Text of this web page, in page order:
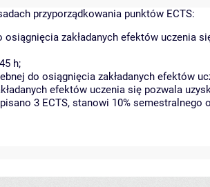
przyporządkowania punktów ECTS:
zakładanych efektów uczenia
h;
do osiągnięcia zakładanych efektów
efektów uczenia się pozwala
3 ECTS, stanowi 10% semestralnego